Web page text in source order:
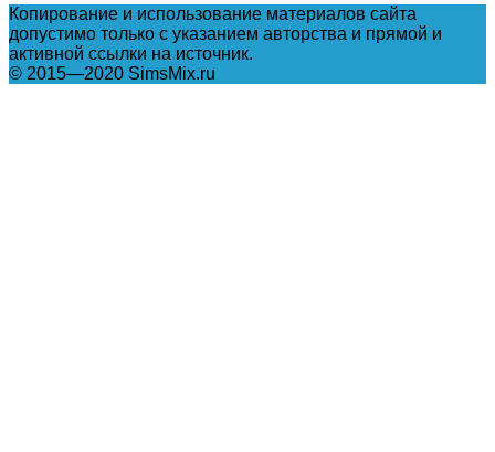
Копирование и использование материалов сайта
допустимо только с указанием авторства и прямой и
активной ссылки на источник.
© 2015—2020 SimsMix.ru